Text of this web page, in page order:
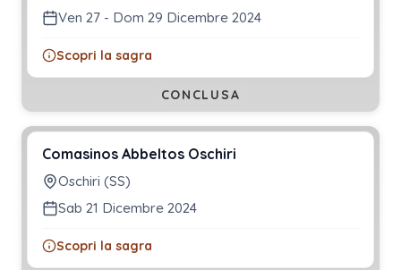
Ven 27 - Dom 29 Dicembre 2024
Scopri la sagra
CONCLUSA
Comasinos Abbeltos Oschiri
Oschiri (SS)
Sab 21 Dicembre 2024
Scopri la sagra